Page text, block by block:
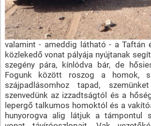
valamint - ameddig látható - a Taftán
közlekedő vonat pályája nyújtanak
szegény pára, kínlódva bár, de
Fogunk között roszog a homok,
szájpadlásomhoz tapad,
szenvedünk az izzadtságtól és a
lepergő talkumos homoktól és a
hunyorogva alig látjuk a támpontul